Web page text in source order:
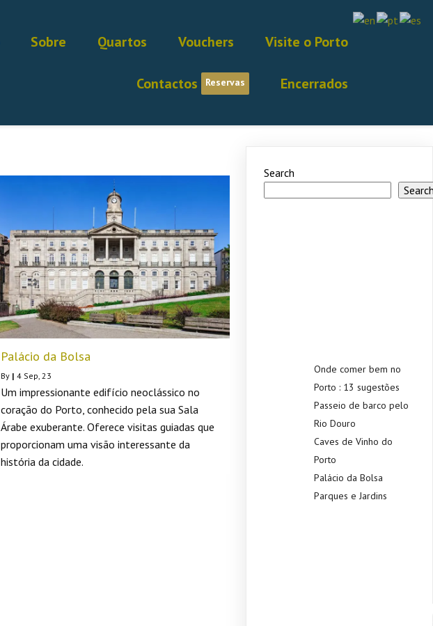
Sobre Quartos Vouchers Visite o Porto
Contactos Reservas Encerrados
Palácio da Bolsa
By | 4 Sep, 23
Um impressionante edifício neoclássico no
coração do Porto, conhecido pela sua Sala
Árabe exuberante. Oferece visitas guiadas que
proporcionam uma visão interessante da
história da cidade.
Search
Onde comer bem no
Porto : 13 sugestões
Passeio de barco pelo
Rio Douro
Caves de Vinho do
Porto
Palácio da Bolsa
Parques e Jardins